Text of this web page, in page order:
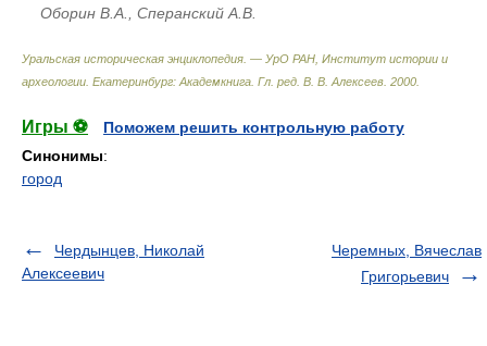
Оборин В.А., Сперанский А.В.
Уральская историческая энциклопедия. — УрО РАН, Институт истории и
археологии. Екатеринбург: Академкнига Гл. ред. В. В. Алексеев 2000
Игры ⚽
Поможем решить контрольную работу
Синонимы:
город
Чердынцев, Николай
Алексеевич
Черемных, Вячеслав
Григорьевич